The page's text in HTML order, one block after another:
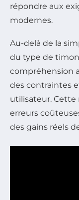
répondre aux
modernes.
Au-delà de la
du type de
compréhension
des contraintes
utilisateur. Cette
erreurs
des gains réels